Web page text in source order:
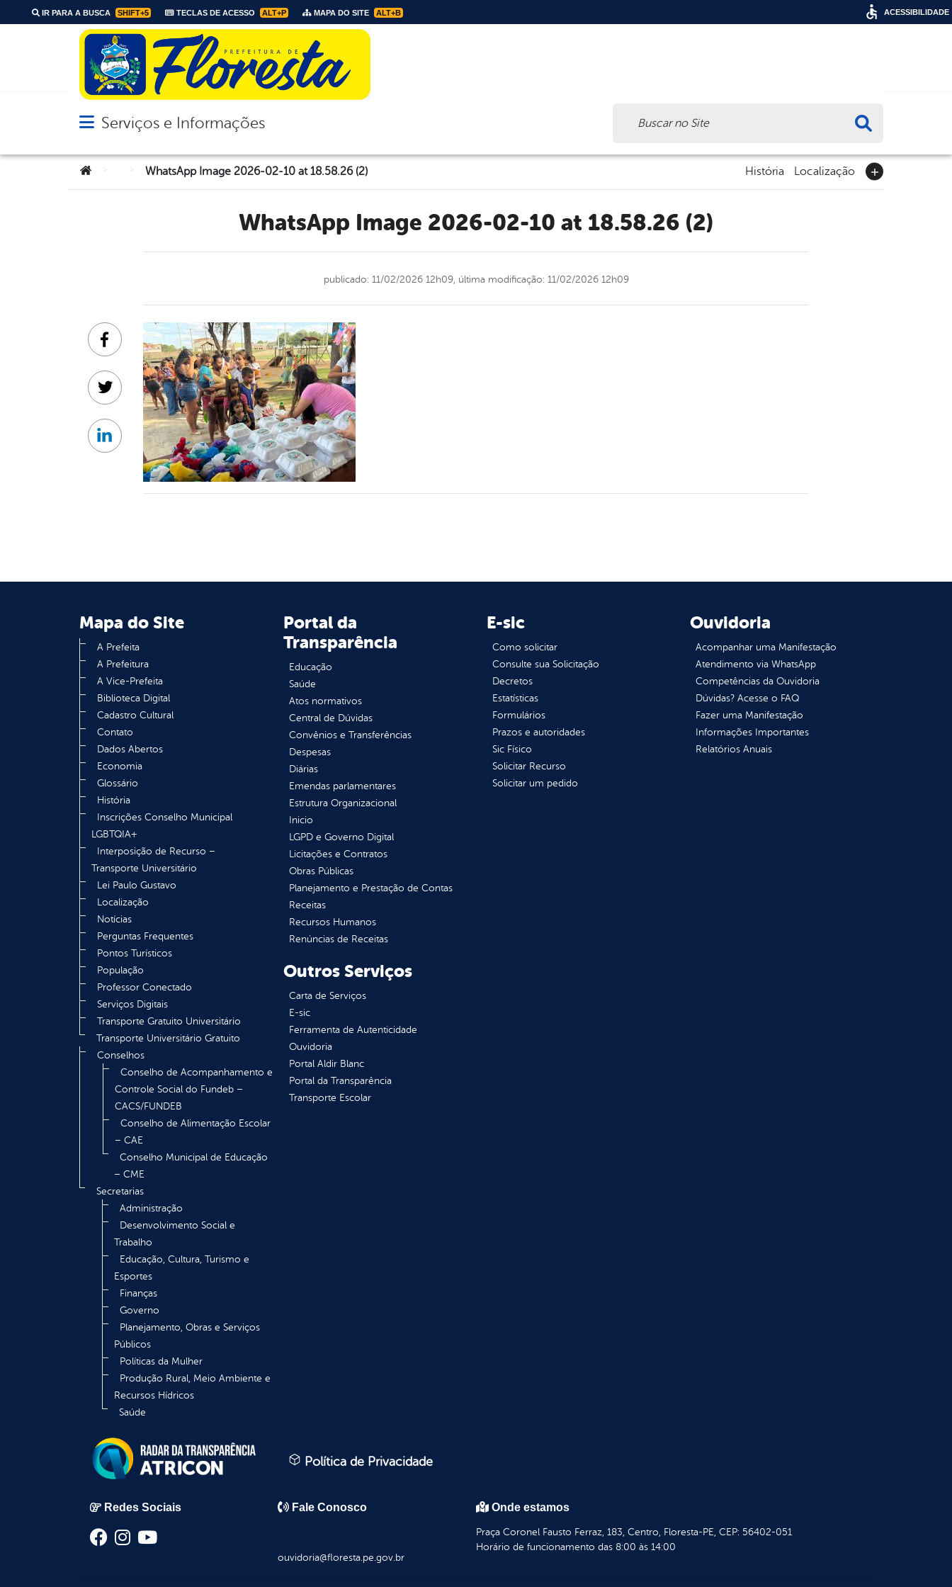
IR PARA A BUSCA SHIFT+5 TECLAS DE ACESSO ALT+P MAPA DO SITE ALT+B
Abrir menu principal de navegação
Serviços e Informações
Você está aqui:WhatsApp Image 2026-02-10 at 18.58.26 (2) História Localização
WhatsApp Image 2026-02-10 at 18.58.26 (2)
publicado: 11/02/2026 12h09, última modificação: 11/02/2026 12h09
Facebook
Twitter
Linkedin
Mapa do Site
A Prefeita
A Prefeitura
A Vice-Prefeita
Biblioteca Digital
Cadastro Cultural
Contato
Dados Abertos
Economia
Glossário
História
Inscrições Conselho Municipal
LGBTQIA+
Interposição de Recurso –
Transporte Universitário
Lei Paulo Gustavo
Localização
Notícias
Perguntas Frequentes
Pontos Turísticos
População
Professor Conectado
Serviços Digitais
Transporte Gratuito Universitário
Transporte Universitário Gratuito
Conselhos
Conselho de Acompanhamento e
Controle Social do Fundeb –
CACS/FUNDEB
Conselho de Alimentação Escolar
– CAE
Conselho Municipal de Educação
– CME
Secretarias
Administração
Desenvolvimento Social e
Trabalho
Educação, Cultura, Turismo e
Esportes
Finanças
Governo
Planejamento, Obras e Serviços
Públicos
Políticas da Mulher
Produção Rural, Meio Ambiente e
Recursos Hídricos
Saúde
Portal da
Transparência
Educação
Saúde
Atos normativos
Central de Dúvidas
Convênios e Transferências
Despesas
Diárias
Emendas parlamentares
Estrutura Organizacional
Inicio
LGPD e Governo Digital
Licitações e Contratos
Obras Públicas
Planejamento e Prestação de Contas
Receitas
Recursos Humanos
Renúncias de Receitas
E-sic
Como solicitar
Consulte sua Solicitação
Decretos
Estatísticas
Formulários
Prazos e autoridades
Sic Físico
Solicitar Recurso
Solicitar um pedido
Ouvidoria
Acompanhar uma Manifestação
Atendimento via WhatsApp
Competências da Ouvidoria
Dúvidas? Acesse o FAQ
Fazer uma Manifestação
Informações Importantes
Relatórios Anuais
Outros Serviços
Carta de Serviços
E-sic
Ferramenta de Autenticidade
Ouvidoria
Portal Aldir Blanc
Portal da Transparência
Transporte Escolar
Política de Privacidade
Redes Sociais Fale Conosco
ouvidoria@floresta.pe.gov.br
Onde estamos
Praça Coronel Fausto Ferraz, 183, Centro, Floresta-PE, CEP: 56402-051
Horário de funcionamento das 8:00 às 14:00
ACESSIBILIDADE